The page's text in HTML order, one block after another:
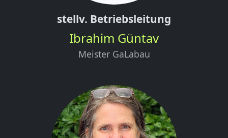
stellv. Betriebsleitung
Ibrahim Güntav
Meister GaLabau